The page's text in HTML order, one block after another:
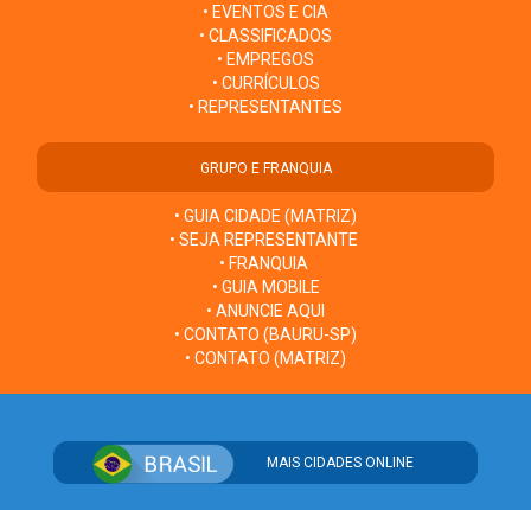
• EVENTOS E CIA
• CLASSIFICADOS
• EMPREGOS
• CURRÍCULOS
• REPRESENTANTES
GRUPO E FRANQUIA
• GUIA CIDADE (MATRIZ)
• SEJA REPRESENTANTE
• FRANQUIA
• GUIA MOBILE
• ANUNCIE AQUI
• CONTATO (BAURU-SP)
• CONTATO (MATRIZ)
MAIS CIDADES ONLINE